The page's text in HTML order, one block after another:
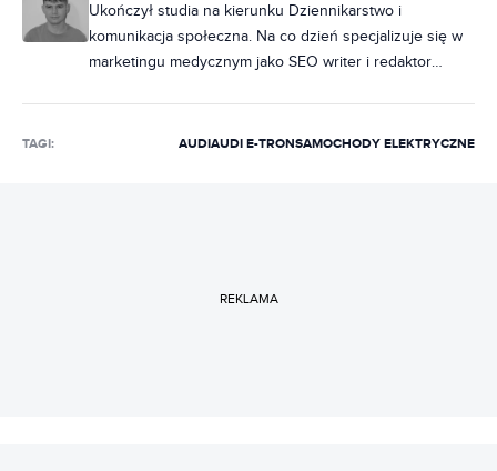
Ukończył studia na kierunku Dziennikarstwo i
komunikacja społeczna. Na co dzień specjalizuje się w
marketingu medycznym jako SEO writer i redaktor
rozwija pasję do fotografii, wykonując sesje zdjęciowe
TAGI: AUDIAUDI E-TRONSAMOCHODY ELEKTRYCZNE
REKLAMA